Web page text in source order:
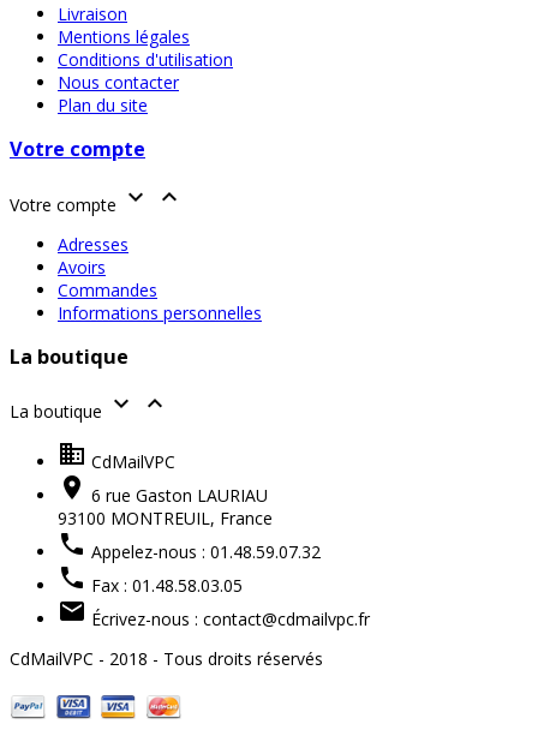
Livraison
Mentions légales
Conditions d'utilisation
Nous contacter
Plan du site
Votre compte
Votre compte  
Adresses
Avoirs
Commandes
Informations personnelles
La boutique
La boutique 

 CdMailVPC
 6 rue Gaston LAURIAU
93100 MONTREUIL, France
 Appelez-nous : 01.48.59.07.32
 Fax : 01.48.58.03.05
 Écrivez-nous : contact@cdmailvpc.fr
CdMailVPC - 2018 - Tous droits réservés